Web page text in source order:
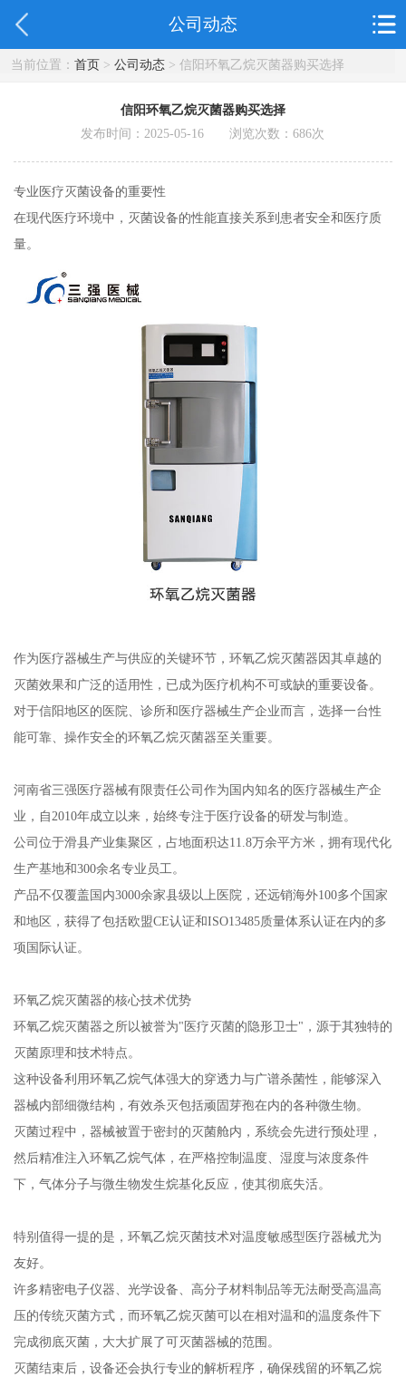
公司动态
当前位置： 首页> 公司动态> 信阳环氧乙烷灭菌器购买选择
信阳环氧乙烷灭菌器购买选择
发布时间：2025-05-16 浏览次数：686次
专业医疗灭菌设备的重要性
在现代医疗环境中，灭菌设备的性能直接关系到患者安全和医疗质
量。
作为医疗器械生产与供应的关键环节，环氧乙烷灭菌器因其卓越的
灭菌效果和广泛的适用性，已成为医疗机构不可或缺的重要设备。
对于信阳地区的医院、诊所和医疗器械生产企业而言，选择一台性
能可靠、操作安全的环氧乙烷灭菌器至关重要。
河南省三强医疗器械有限责任公司作为国内知名的医疗器械生产企
业，自2010年成立以来，始终专注于医疗设备的研发与制造。
公司位于滑县产业集聚区，占地面积达11.8万余平方米，拥有现代化
生产基地和300余名专业员工。
产品不仅覆盖国内3000余家县级以上医院，还远销海外100多个国家
和地区，获得了包括欧盟CE认证和ISO13485质量体系认证在内的多
项国际认证。
环氧乙烷灭菌器的核心技术优势
环氧乙烷灭菌器之所以被誉为"医疗灭菌的隐形卫士"，源于其独特的
灭菌原理和技术特点。
这种设备利用环氧乙烷气体强大的穿透力与广谱杀菌性，能够深入
器械内部细微结构，有效杀灭包括顽固芽孢在内的各种微生物。
灭菌过程中，器械被置于密封的灭菌舱内，系统会先进行预处理，
然后精准注入环氧乙烷气体，在严格控制温度、湿度与浓度条件
下，气体分子与微生物发生烷基化反应，使其彻底失活。
特别值得一提的是，环氧乙烷灭菌技术对温度敏感型医疗器械尤为
友好。
许多精密电子仪器、光学设备、高分子材料制品等无法耐受高温高
压的传统灭菌方式，而环氧乙烷灭菌可以在相对温和的温度条件下
完成彻底灭菌，大大扩展了可灭菌器械的范围。
灭菌结束后，设备还会执行专业的解析程序，确保残留的环氧乙烷